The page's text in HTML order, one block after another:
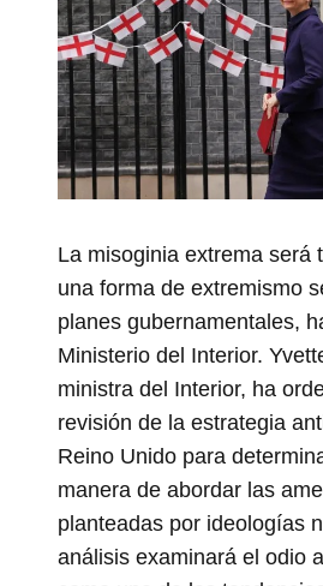
La misoginia extrema será
una forma de extremismo
planes gubernamentales,
Ministerio del Interior.
ministra del Interior, ha
revisión de la estrategia
Reino Unido para
manera de abordar las
planteadas por ideologías
análisis examinará el odio